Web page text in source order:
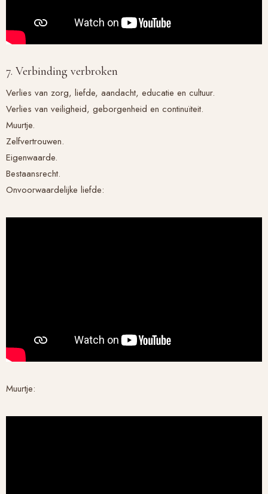
7. Verbinding verbroken
Verlies van zorg, liefde, aandacht, educatie en cultuur.
Verlies van veiligheid, geborgenheid en continuïteit.
Muurtje.
Zelfvertrouwen.
Eigenwaarde.
Bestaansrecht.
Onvoorwaardelijke liefde:
Muurtje: